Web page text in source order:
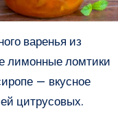
варенья из
лимонные ломтики
— вкусное
цитрусовых.